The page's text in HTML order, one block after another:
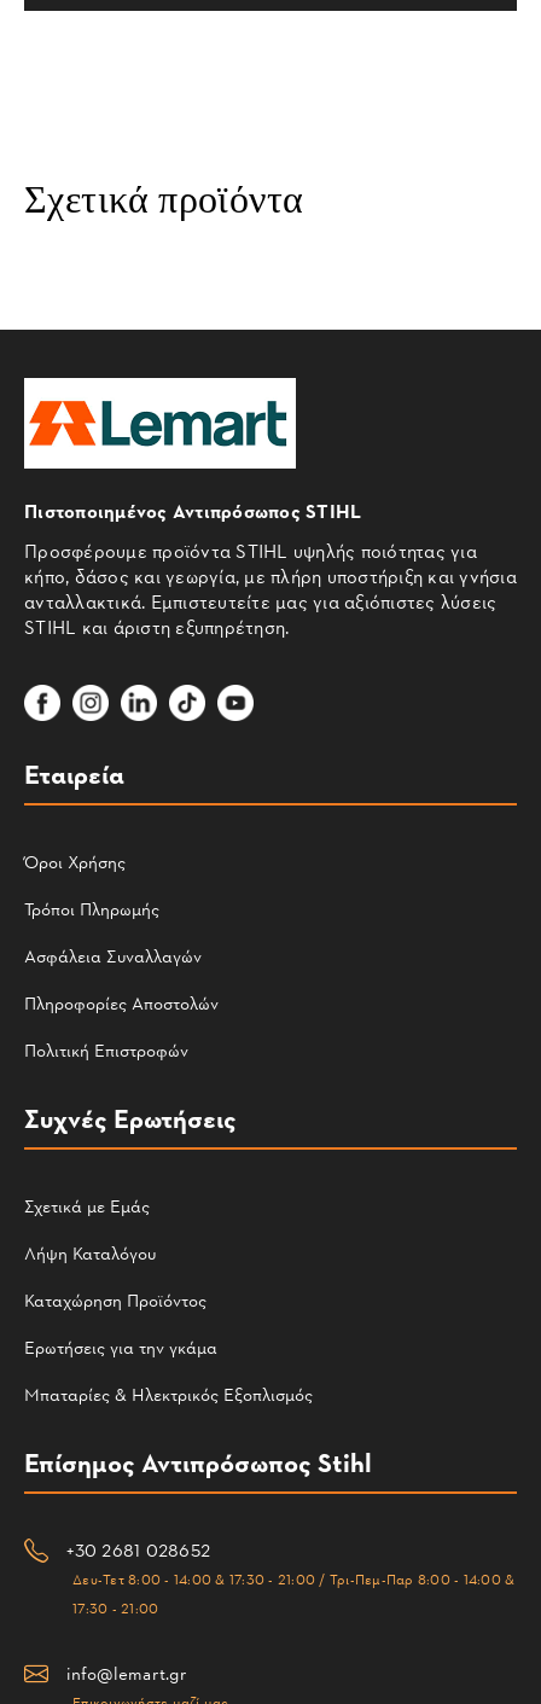
Σχετικά προϊόντα
Πιστοποιημένος Αντιπρόσωπος STIHL
Προσφέρουμε προϊόντα STIHL υψηλής ποιότητας για
κήπο, δάσος και γεωργία, με πλήρη υποστήριξη και γνήσια
ανταλλακτικά. Εμπιστευτείτε μας για αξιόπιστες λύσεις
STIHL και άριστη εξυπηρέτηση.
Εταιρεία
Όροι Χρήσης
Τρόποι Πληρωμής
Ασφάλεια Συναλλαγών
Πληροφορίες Αποστολών
Πολιτική Επιστροφών
Συχνές Ερωτήσεις
Σχετικά με Εμάς
Λήψη Καταλόγου
Καταχώρηση Προϊόντος
Ερωτήσεις για την γκάμα
Μπαταρίες & Ηλεκτρικός Εξοπλισμός
Επίσημος Αντιπρόσωπος Stihl
+30 2681 028652
Δευ-Τετ 8:00 - 14:00 & 17:30 - 21:00 / Τρι-Πεμ-Παρ 8:00 - 14:00 &
17:30 - 21:00
info@lemart.gr